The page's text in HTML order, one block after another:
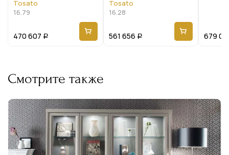
Tosato
16.79
470 607 Р
Tosato
16.28
561 656 Р 679
Смотрите также